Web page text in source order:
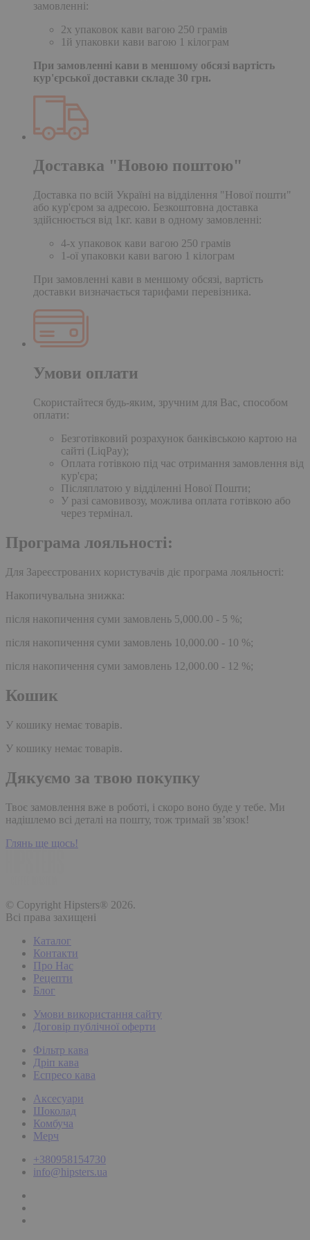
замовленні:
2х упаковок кави вагою 250 грамів
1й упаковки кави вагою 1 кілограм
При замовленні кави в меншому обсязі вартість
кур'єрської доставки складе 30 грн.
Доставка "Новою поштою"
Доставка по всій Україні на відділення "Нової пошти"
або кур'єром за адресою. Безкоштовна доставка
здійснюється від 1кг. кави в одному замовленні:
4-х упаковок кави вагою 250 грамів
1-ої упаковки кави вагою 1 кілограм
При замовленні кави в меншому обсязі, вартість
доставки визначається тарифами перевізника.
Умови оплати
Скористайтеся будь-яким, зручним для Вас, способом
оплати:
Безготівковий розрахунок банківською картою на
сайті (LiqPay);
Оплата готівкою під час отримання замовлення від
кур'єра;
Післяплатою у відділенні Нової Пошти;
У разі самовивозу, можлива оплата готівкою або
через термінал.
Програма лояльності:
Для Зареєстрованих користувачів діє програма лояльності:
Накопичувальна знижка:
після накопичення суми замовлень 5,000.00 - 5 %;
після накопичення суми замовлень 10,000.00 - 10 %;
після накопичення суми замовлень 12,000.00 - 12 %;
Кошик
У кошику немає товарів.
У кошику немає товарів.
Дякуємо за твою покупку
Твоє замовлення вже в роботі, і скоро воно буде у тебе. Ми
надішлемо всі деталі на пошту, тож тримай зв’язок!
Глянь ще щось!
© Copyright Hipsters® 2026.
Всі права захищені
Каталог
Контакти
Про Нас
Рецепти
Блог
Умови використання сайту
Договір публічної оферти
Фільтр кава
Дріп кава
Еспресо кава
Аксесуари
Шоколад
Комбуча
Мерч
+380958154730
info@hipsters.ua